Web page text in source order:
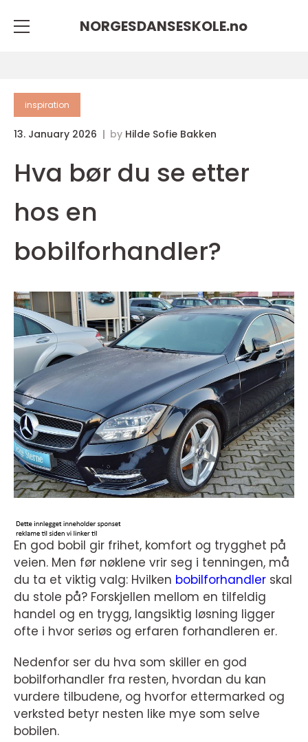
NORGESDANSESKOLE.no
inspiration
13. January 2026 by Hilde Sofie Bakken
Hva bør du se etter
hos en
bobilforhandler?
En god bobil gir frihet, komfort og trygghet på
veien. Men før nøklene vrir seg i tenningen, må
du ta et viktig valg: Hvilken bobilforhandler skal
du stole på? Forskjellen mellom en tilfeldig
handel og en trygg, langsiktig løsning ligger
ofte i hvor seriøs og erfaren forhandleren er.
Nedenfor ser du hva som skiller en god
bobilforhandler fra resten, hvordan du kan
vurdere tilbudene, og hvorfor ettermarked og
verksted betyr nesten like mye som selve
bobilen.